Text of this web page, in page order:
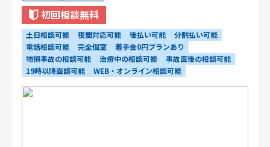
初回相談無料
土日相談可能 夜間対応可能 後払い可能
分割払い可能
電話相談可能
完全個室
着手金0円プランあり
物損事故の相談可能
治療中の相談可能
事故直後の相談可能
19時以降面談可能
WEB・オンライン相談可能